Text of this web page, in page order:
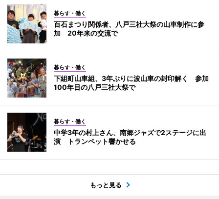
暮らす・働く
百石まつり関係者、八戸三社大祭の山車制作に参
加 20年来の交流で
暮らす・働く
下組町山車組、3年ぶりに波山車の封印解く 参加
100年目の八戸三社大祭で
暮らす・働く
中学3年の村上さん、南郷ジャズで2ステージに出
演 トランペット響かせる
もっと見る